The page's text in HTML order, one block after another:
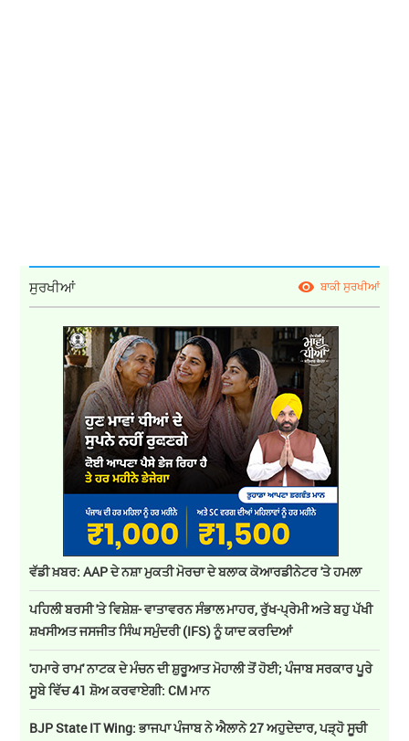
ਸੁਰਖੀਆਂ ਬਾਕੀ ਸੁਰਖੀਆਂ
ਵੱਡੀ ਖ਼ਬਰ: AAP ਦੇ ਨਸ਼ਾ ਮੁਕਤੀ ਮੋਰਚਾ ਦੇ ਬਲਾਕ ਕੋਆਰਡੀਨੇਟਰ 'ਤੇ ਹਮਲਾ
ਪਹਿਲੀ ਬਰਸੀ 'ਤੇ ਵਿਸ਼ੇਸ਼- ਵਾਤਾਵਰਨ ਸੰਭਾਲ ਮਾਹਰ, ਰੁੱਖ-ਪ੍ਰੇਮੀ ਅਤੇ ਬਹੁ ਪੱਖੀ
ਸ਼ਖਸੀਅਤ ਜਸਜੀਤ ਸਿੰਘ ਸਮੁੰਦਰੀ (IFS) ਨੂੰ ਯਾਦ ਕਰਦਿਆਂ
'ਹਮਾਰੇ ਰਾਮ' ਨਾਟਕ ਦੇ ਮੰਚਨ ਦੀ ਸ਼ੁਰੂਆਤ ਮੋਹਾਲੀ ਤੋਂ ਹੋਈ; ਪੰਜਾਬ ਸਰਕਾਰ ਪੂਰੇ
ਸੂਬੇ ਵਿੱਚ 41 ਸ਼ੋਅ ਕਰਵਾਏਗੀ: CM ਮਾਨ
BJP State IT Wing: ਭਾਜਪਾ ਪੰਜਾਬ ਨੇ ਐਲਾਨੇ 27 ਅਹੁਦੇਦਾਰ, ਪੜ੍ਹੋ ਸੂਚੀ